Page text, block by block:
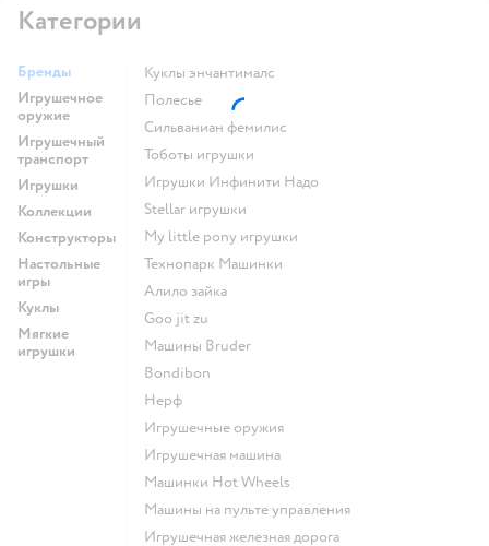
Категории
Бренды
Игрушечное
оружие
Игрушечный
транспорт
Игрушки
Коллекции
Конструкторы
Настольные
игры
Куклы
Мягкие
игрушки
Куклы энчантималс
Полесье
Сильваниан фемилис
Тоботы игрушки
Игрушки Инфинити Надо
Stellar игрушки
my little pony игрушки
Технопарк Машинки
Алило зайка
Goo jit zu
Машины Bruder
Bondibon
Нерф
Игрушечные оружия
Игрушечная машина
Машинки Hot Wheels
Машины на пульте управления
Игрушечная железная дорога